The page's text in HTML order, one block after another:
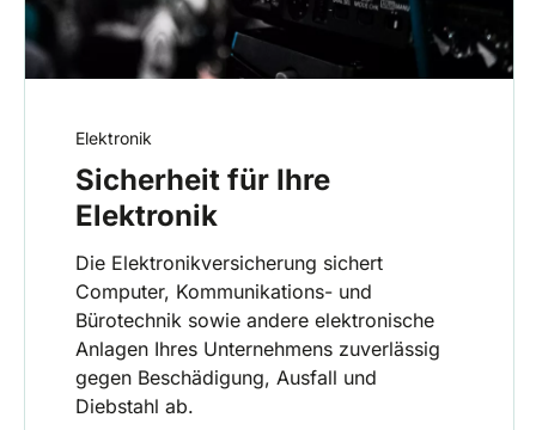
Elektronik
Sicherheit für Ihre
Elektronik
Die Elektronikversicherung sichert
Computer, Kommunikations- und
Bürotechnik sowie andere elektronische
Anlagen Ihres Unternehmens zuverlässig
gegen Beschädigung, Ausfall und
Diebstahl ab.